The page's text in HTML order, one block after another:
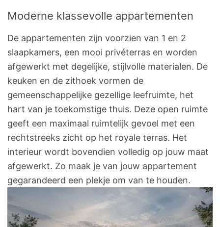
Moderne klassevolle appartementen
De appartementen zijn voorzien van 1 en 2
slaapkamers, een mooi privéterras en worden
afgewerkt met degelijke, stijlvolle materialen. De
keuken en de zithoek vormen de
gemeenschappelijke gezellige leefruimte, het
hart van je toekomstige thuis. Deze open ruimte
geeft een maximaal ruimtelijk gevoel met een
rechtstreeks zicht op het royale terras. Het
interieur wordt bovendien volledig op jouw maat
afgewerkt. Zo maak je van jouw appartement
gegarandeerd een plekje om van te houden.